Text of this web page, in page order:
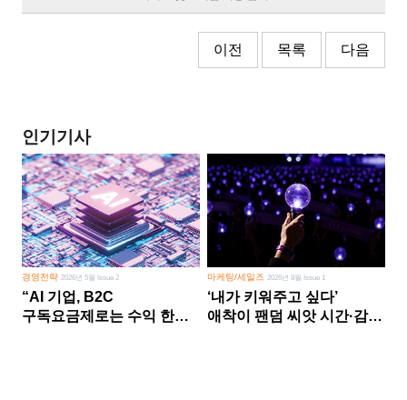
이전 목록 다음
인기기사
경영전략 2026년 5월 Issue 2
“AI 기업, B2C
구독요금제로는 수익 한계
마케팅/세일즈 2026년 8월 Issue 1
‘내가 키워주고 싶다’
애착이 팬덤 씨앗 시간·감정